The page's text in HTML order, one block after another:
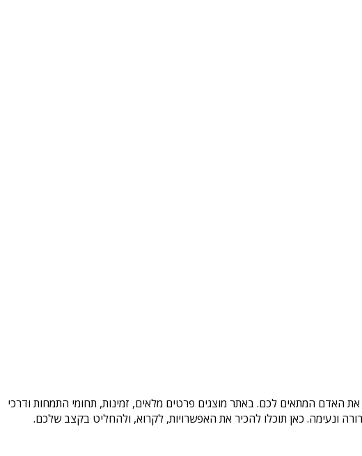
האדם המתאים לכם. באתר מוצגים פרטים מלאים, זמינות, תחומי התמחות ודרכי
ונעימה. כאן תוכלו להכיר את האפשרויות, לקרוא, ולהחליט בקצב שלכם.